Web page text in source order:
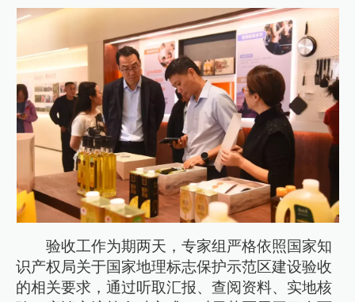
验收工作为期两天，专家组严格依照国家知
识产权局关于国家地理标志保护示范区建设验收
的相关要求，通过听取汇报、查阅资料、实地核